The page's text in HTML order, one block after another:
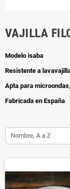
VAJILLA
Modelo isaba
Resistente a
Apta para
Fabricada en España
Nombre, A a Z